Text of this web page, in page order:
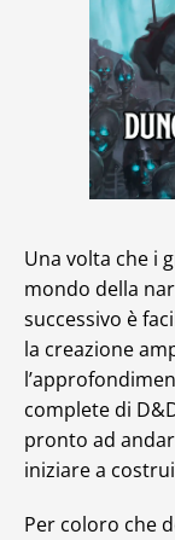
Una volta che i
mondo della
successivo è
la creazione
complete di
pronto ad
iniziare a
Per coloro che